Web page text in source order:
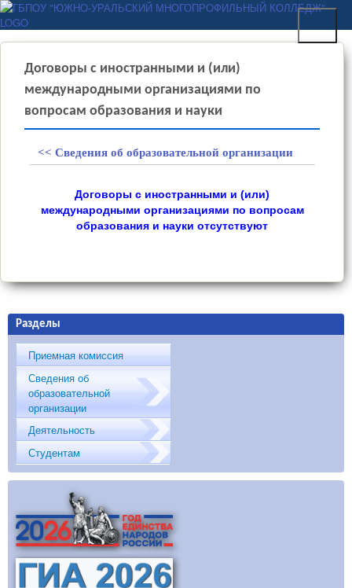
Перейти к основному
содержанию
ГБПОУ "ЮЖНО-
УРАЛЬСКИЙ
МНОГОПРОФИЛЬНЫЙ
КОЛЛЕДЖ"
Договоры с иностранными и (или)
международными организациями по
вопросам образования и науки
<< Сведения об образовательной организации
Договоры с иностранными и (или)
международными организациями по вопросам
образования и науки отсутствуют
Разделы
Приемная комиссия
Сведения об
образовательной
организации
Деятельность
Студентам